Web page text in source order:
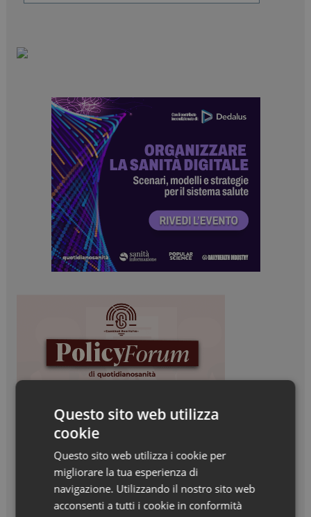
Questo sito web utilizza
cookie
Questo sito web utilizza i cookie per
migliorare la tua esperienza di
navigazione. Utilizzando il nostro sito web
acconsenti a tutti i cookie in conformità